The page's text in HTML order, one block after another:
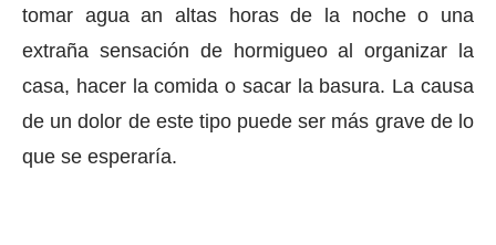
tomar agua an altas horas de la noche o una
extraña sensación de hormigueo al organizar la
casa, hacer la comida o sacar la basura. La causa
de un dolor de este tipo puede ser más grave de lo
que se esperaría.